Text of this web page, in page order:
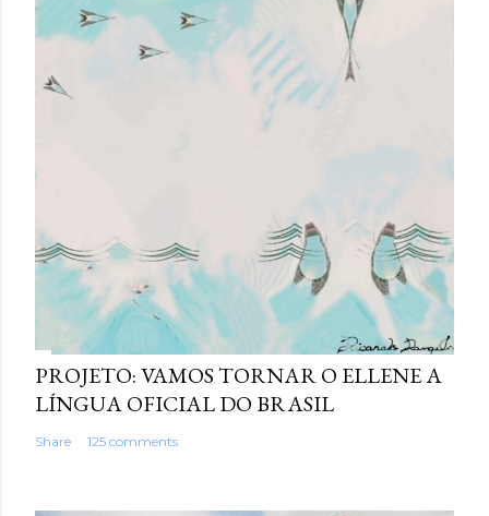
PROJETO: VAMOS TORNAR O ELLENE A
LÍNGUA OFICIAL DO BRASIL
Share 125 comments